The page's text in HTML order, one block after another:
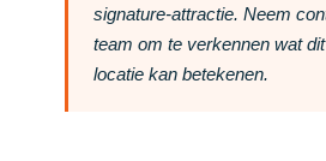
signature-attractie. Neem
team om te verkennen wat
locatie kan betekenen.